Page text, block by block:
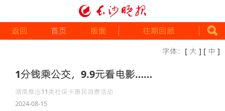
返回 首页 版面 往期回顾
字体： [ 大 ] [ 中 ]
1分钱乘公交，9.9元看电影……
湖南推出11类社保卡惠民消费活动
2024-08-15